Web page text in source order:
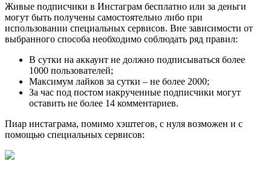
Живые подписчики в Инстаграм бесплатно или за деньги
могут быть получены самостоятельно либо при
использовании специальных сервисов. Вне зависимости от
выбранного способа необходимо соблюдать ряд правил:
В сутки на аккаунт не должно подписываться более
1000 пользователей;
Максимум лайков за сутки – не более 2000;
За час под постом накрученные подписчики могут
оставить не более 14 комментариев.
Пиар инстаграма, помимо хэштегов, с нуля возможен и с
помощью специальных сервисов: